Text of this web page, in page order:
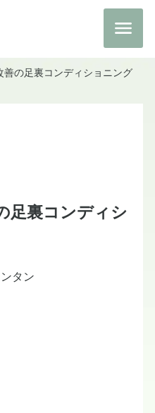
善の足裏コンディショニング
足裏コンディシ
タン